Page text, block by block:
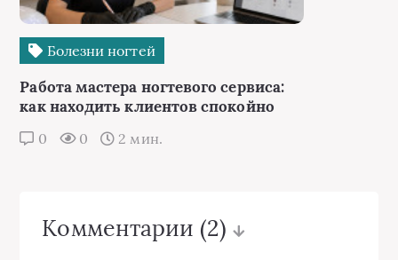
Болезни ногтей
Работа мастера ногтевого сервиса:
как находить клиентов спокойно
0 0 2 мин.
Комментарии (2)